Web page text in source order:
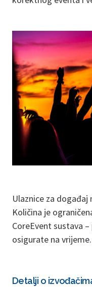
Ulaznice za događaj
Količina je
CoreEvent sustava
osigurate na
Detalji o